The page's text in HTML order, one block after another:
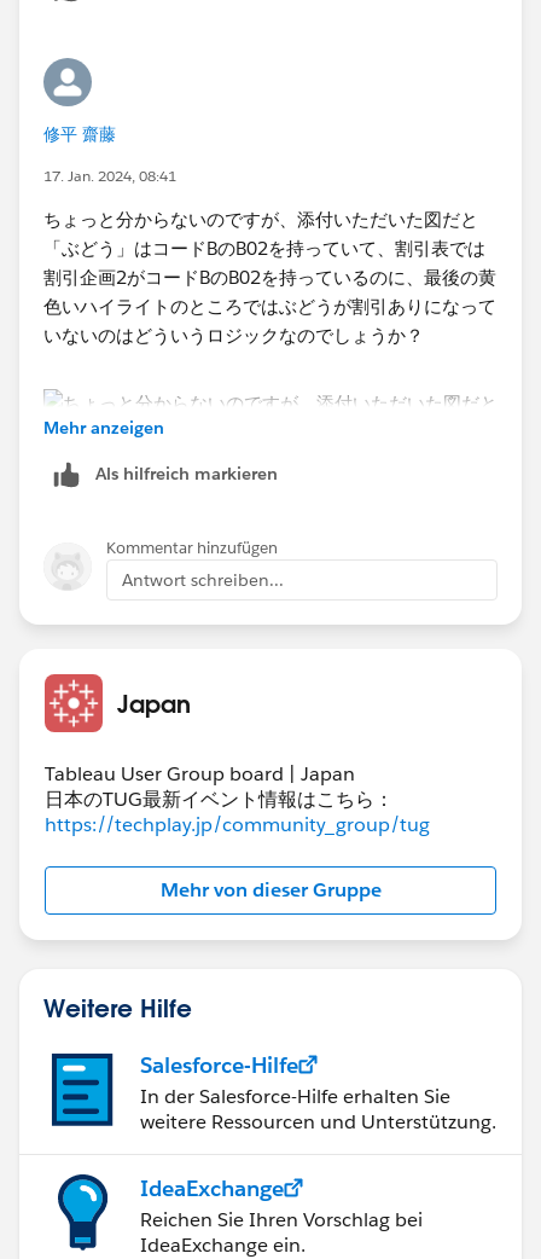
修平 齋藤
17. Jan. 2024, 08:41
ちょっと分からないのですが、添付いただいた図だと
「ぶどう」はコードBのB02を持っていて、割引表では
割引企画2がコードBのB02を持っているのに、最後の黄
色いハイライトのところではぶどうが割引ありになって
いないのはどういうロジックなのでしょうか？
Mehr anzeigen
Als hilfreich markieren
Kommentar hinzufügen
Antwort schreiben...
Japan
Tableau User Group board | Japan
日本のTUG最新イベント情報はこちら：
https://techplay.jp/community_group/tug
Mehr von dieser Gruppe
Weitere Hilfe
Salesforce-Hilfe
In der Salesforce-Hilfe erhalten Sie
weitere Ressourcen und Unterstützung.
IdeaExchange
Reichen Sie Ihren Vorschlag bei
IdeaExchange ein.